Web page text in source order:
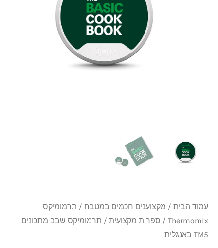
עמוד הבית / מקצוענים חכמים במטבח / תרמומיקס
Thermomix
/ ספרות מקצועית / תרמומיקס שבב מתכונים
TM5 באנגלית